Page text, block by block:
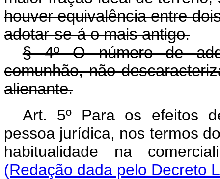
houver equivalência entre
adotar-se-á o mais antigo.
§ 4º O número de
comunhão, não
alienante.
Art. 5º Para os efeitos
pessoa jurídica, nos termos
habitualidade na
(Redação dada pelo Decreto